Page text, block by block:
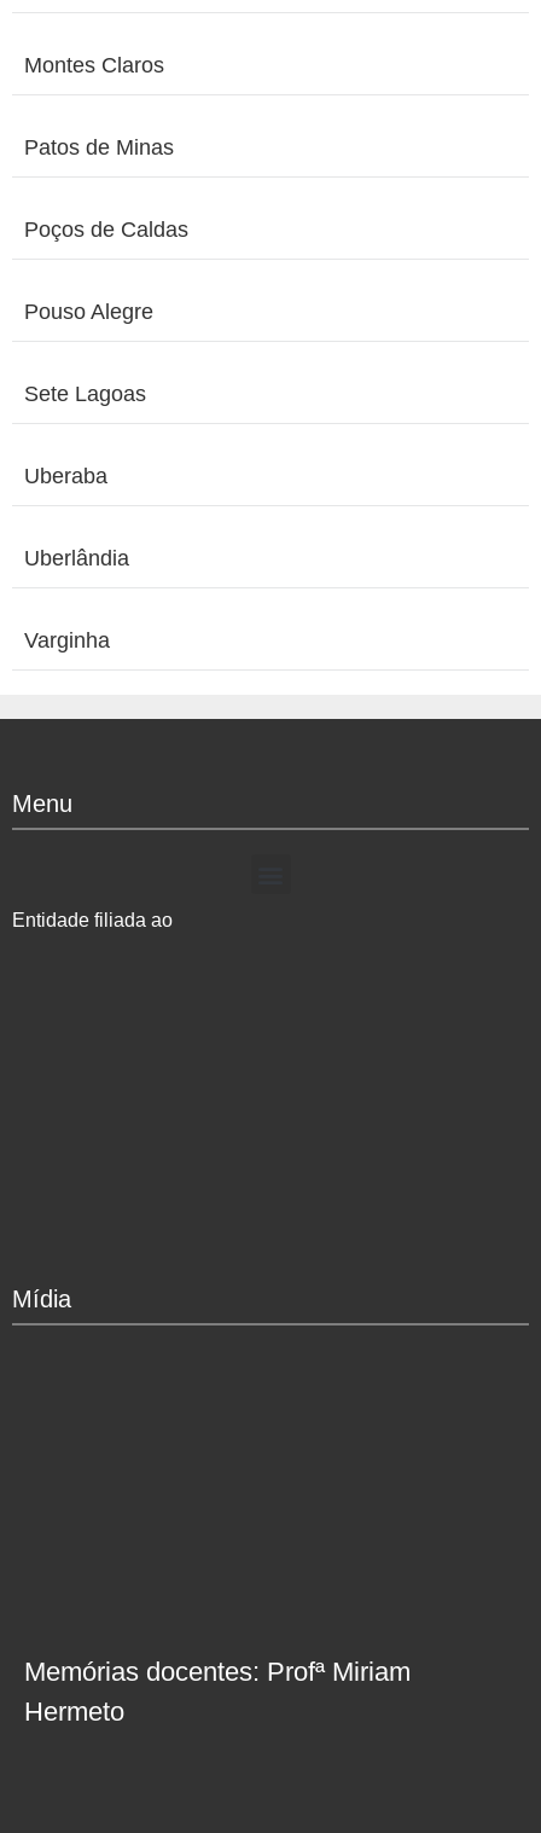
Montes Claros
Patos de Minas
Poços de Caldas
Pouso Alegre
Sete Lagoas
Uberaba
Uberlândia
Varginha
Menu
Entidade filiada ao
Mídia
Memórias docentes: Profª Miriam
Hermeto